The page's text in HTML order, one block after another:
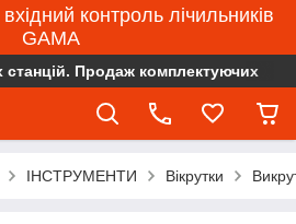
контроль лічильників
GAMA
станцій. Продаж комплектуючих
ІНСТРУМЕНТИ Вікрутки